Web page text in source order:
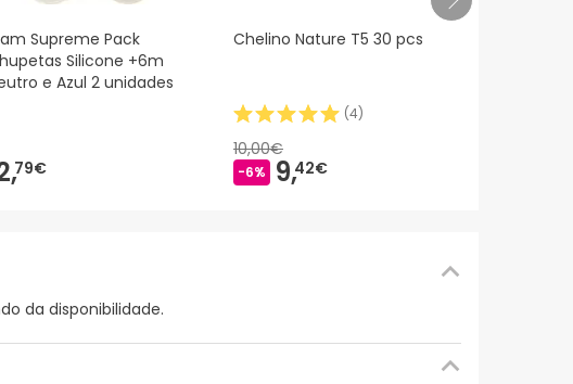
Supreme Pack
Silicone +6m
e Azul 2 unidades
79€
Chelino Nature T5 30 pcs
(4)
10,00€
-6% 9,42€
da disponibilidade.